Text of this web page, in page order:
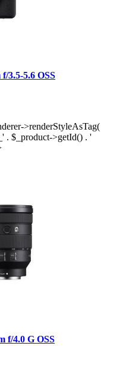
3.5-5.6 OSS
>renderStyleAsTag(
. $_product->getId() . '
f/4.0 G OSS